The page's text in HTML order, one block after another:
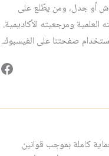
أو جدل، ومن يطّلع على
ومرجعيته الأكاديمية.
صفحتنا على الفيسبوك.
كاملة بموجب قوانين